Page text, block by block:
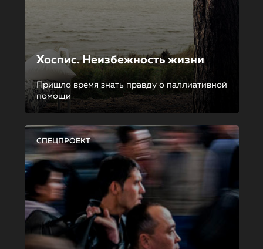
Хоспис. Неизбежность жизни
Пришло время знать правду о паллиативной
помощи
СПЕЦПРОЕКТ